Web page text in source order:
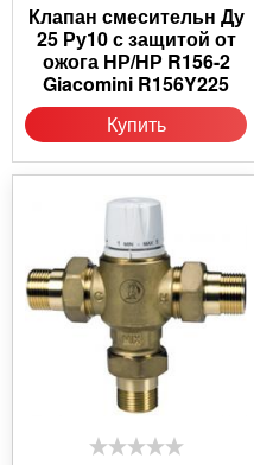
Клапан смесительн Ду
25 Ру10 с защитой от
ожога НР/НР R156-2
Giacomini R156Y225
Купить